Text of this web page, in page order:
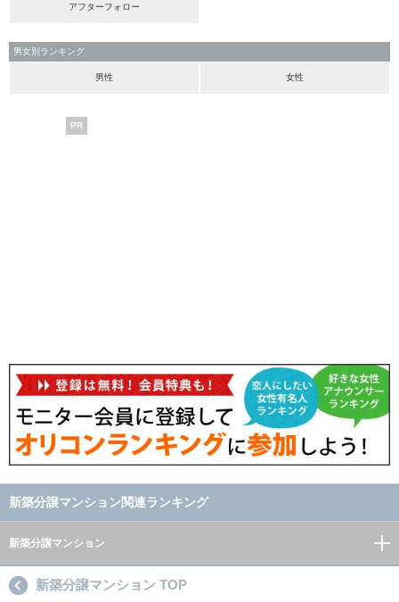
アフターフォロー
男女別ランキング
男性 女性
PR
新築分譲マンション関連ランキング
新築分譲マンション
新築分譲マンション TOP